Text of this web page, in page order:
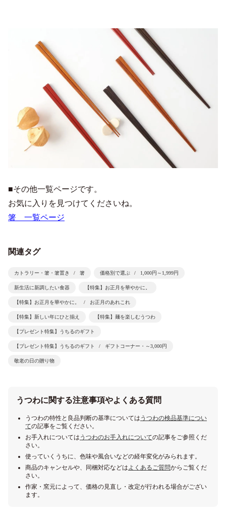
■その他一覧ページです。
お気に入りを見つけてくださいね。
箸 一覧ページ
関連タグ
カトラリー・箸・箸置き 箸 価格別で選ぶ 1,000円～1,999円
新生活に新調したい食器 【特集】お正月を華やかに。
【特集】お正月を華やかに。 お正月のあれこれ
【特集】新しい年にひと揃え 【特集】麺を楽しむうつわ
【プレゼント特集】うちるのギフト
【プレゼント特集】うちるのギフト ギフトコーナー・～3,000円
敬老の日の贈り物
うつわに関する注意事項やよくある質問
うつわの特性と良品判断の基準については うつわの検品基準につい
ての記事をご覧ください。
お手入れについては うつわのお手入れについての記事をご参照くだ
さい。
使っていくうちに、色味や風合いなどの経年変化がみられます。
商品のキャンセルや、同梱対応などはよくあるご質問からご覧くだ
さい。
作家・窯元によって、価格の見直し・改定が行われる場合がござい
ます。